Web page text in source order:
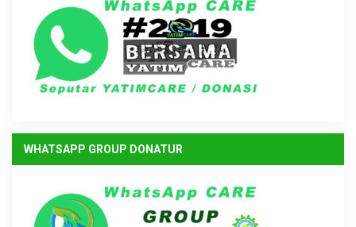
WHATSAPP GROUP DONATUR